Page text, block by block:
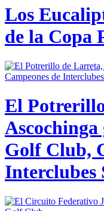
Los
de la Copa
El
Golf Club,
Interclubes